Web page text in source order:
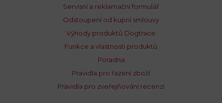
Servisní a reklamační formulář
Odstoupení od kupní smlouvy
Výhody produktů Dogtrace
Funkce a vlastnosti produktů
Poradna
Pravidla pro řazení zboží
Pravidla pro zveřejňování recenzí